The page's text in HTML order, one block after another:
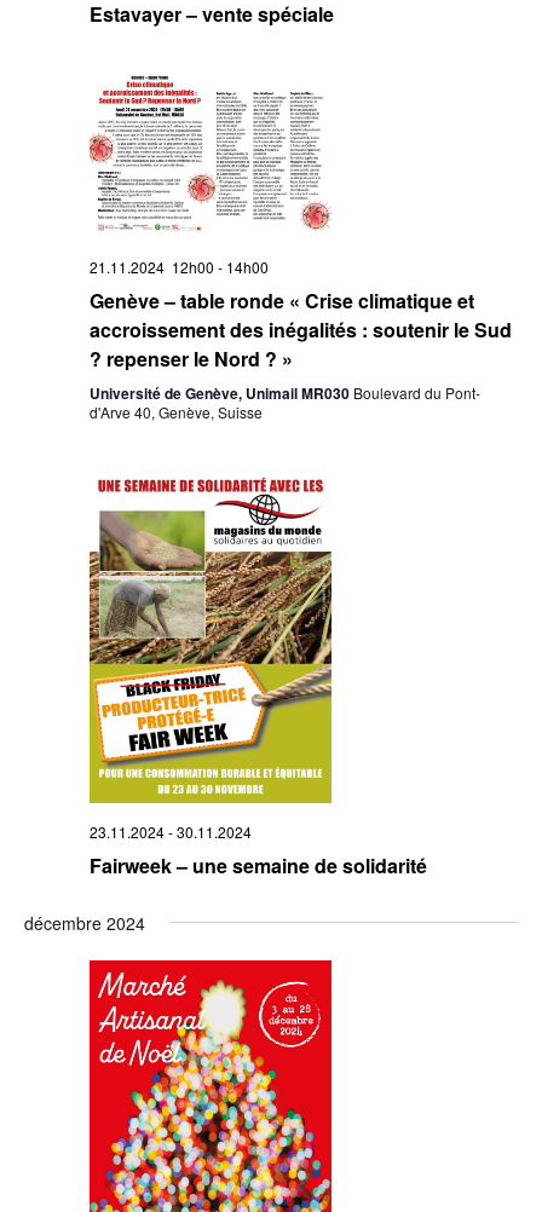
Estavayer – vente spéciale
21.11.2024 12h00 - 14h00
Genève – table ronde « Crise climatique et
accroissement des inégalités : soutenir le Sud
? repenser le Nord ? »
Université de Genève, Unimail MR030 Boulevard du Pont-
d'Arve 40, Genève, Suisse
23.11.2024-30.11.2024
Fairweek – une semaine de solidarité
décembre 2024